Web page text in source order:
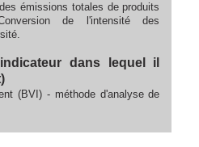
émissions totales de produits
Conversion de l'intensité des
dans lequel il
(BVI) - méthode d'analyse de